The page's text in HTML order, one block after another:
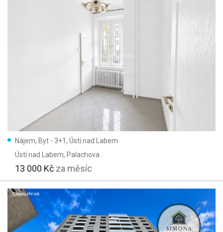
Nájem, Byt - 3+1, Ústí nad Labem
Ústí nad Labem, Palachova
13 000 Kč za měsíc